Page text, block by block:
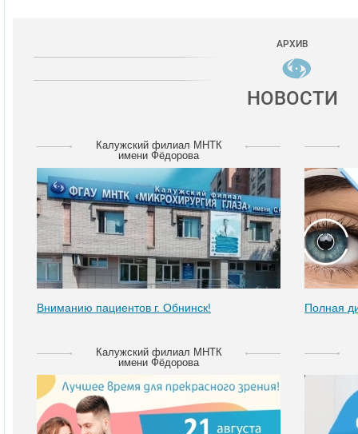
АРХИВ
НОВОСТИ
Калужский филиал МНТК
имени Фёдорова
Вниманию пациентов г. Обнинск! Полная
Калужский филиал МНТК
имени Фёдорова